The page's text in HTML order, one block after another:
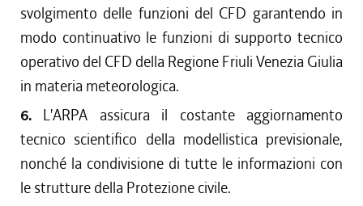
svolgimento delle funzioni del CFD garantendo in
modo continuativo le funzioni di supporto tecnico
operativo del CFD della Regione Friuli Venezia Giulia
in materia meteorologica.
6. L'ARPA assicura il costante aggiornamento
tecnico scientifico della modellistica previsionale,
nonché la condivisione di tutte le informazioni con
le strutture della Protezione civile.